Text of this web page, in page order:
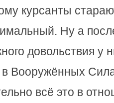
курсанты
Ну а
довольствия у
в Вооружённых
всё это в